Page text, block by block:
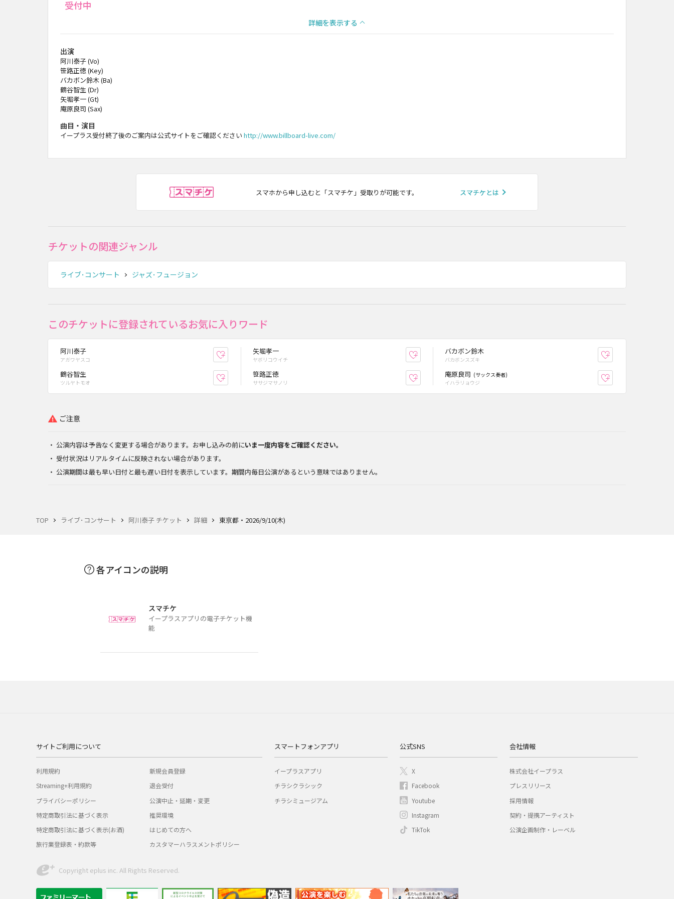
TOP ライブ･コンサート 阿川泰子 チケット 詳細 東京都・2026/9/10(木)
受付中
詳細を表示する
出演
阿川泰子 (Vo)
笹路正徳 (Key)
バカボン鈴木 (Ba)
鶴谷智生 (Dr)
矢堀孝一 (Gt)
庵原良司 (Sax)
曲目・演目
イープラス受付終了後のご案内は公式サイトをご確認ください http://www.billboard-live.com/
スマホから申し込むと「スマチケ」受取りが可能です。 スマチケとは
チケットの関連ジャンル
ライブ･コンサート ジャズ･フュージョン
このチケットに登録されているお気に入りワード
阿川泰子
アガワヤスコ お気に入り登録
矢堀孝一
ヤボリコウイチ お気に入り登録
バカボン鈴木
バカボンスズキ
鶴谷智生
ツルヤトモオ お気に入り登録
笹路正徳
ササジマサノリ お気に入り登録
庵原良司 (サックス奏者)
イハラリョウジ
ご注意
公演内容は予告なく変更する場合があります。お申し込みの前にいま一度内容をご確認ください。
受付状況はリアルタイムに反映されない場合があります。
公演期間は最も早い日付と最も遅い日付を表示しています。期間内毎日公演があるという意味ではありません。
各アイコンの説明
スマチケ
イープラスアプリの電子チケット機
能
サイトご利用について
利用規約
Streaming+利用規約
プライバシーポリシー
特定商取引法に基づく表示
特定商取引法に基づく表示(お酒)
旅行業登録表・約款等
新規会員登録
退会受付
公演中止・延期・変更
推奨環境
はじめての方へ
カスタマーハラスメントポリシー
スマートフォンアプリ
イープラスアプリ
チラシクラシック
チラシミュージアム
公式SNS
X
Facebook
Youtube
Instagram
TikTok
会社情報
株式会社イープラス
プレスリリース
採用情報
契約・提携アーティスト
公演企画制作・レーベル
Copyright eplus inc. All Rights Reserved.